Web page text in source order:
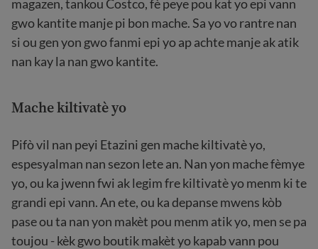
magazen, tankou Costco, fè peye pou kat yo epi vann
gwo kantite manje pi bon mache. Sa yo vo rantre nan
si ou gen yon gwo fanmi epi yo ap achte manje ak atik
nan kay la nan gwo kantite.
Mache kiltivatè yo
Pifò vil nan peyi Etazini gen mache kiltivatè yo,
espesyalman nan sezon lete an. Nan yon mache fèmye
yo, ou ka jwenn fwi ak legim fre kiltivatè yo menm ki te
grandi epi vann. An ete, ou ka depanse mwens kòb
pase ou ta nan yon makèt pou menm atik yo, men se pa
toujou - kèk gwo boutik makèt yo kapab vann pou